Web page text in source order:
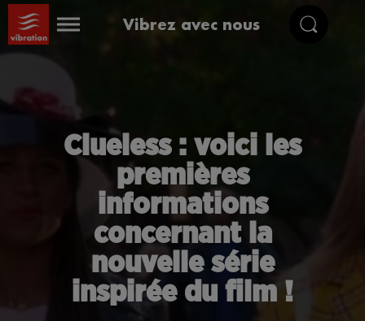
Vibrez avec nous
Clueless : voici les
premières
informations
concernant la
nouvelle série
inspirée du film !